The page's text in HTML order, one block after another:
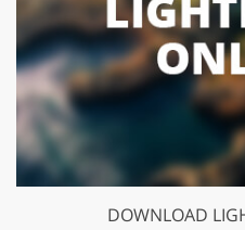
DOWNLOAD